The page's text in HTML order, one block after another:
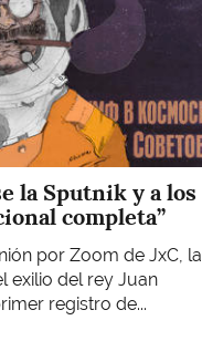
la Sputnik y a los
completa”
por Zoom de JxC, la
exilio del rey Juan
registro de...